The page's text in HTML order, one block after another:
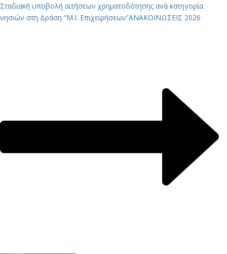
Σταδιακή υποβολή αιτήσεων χρηματοδότησης ανά κατηγορία
νησιών στη Δράση “Μ.Ι. Επιχειρήσεων”ΑΝΑΚΟΙΝΩΣΕΙΣ 2026